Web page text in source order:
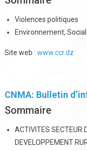
Violences politiques
Environnement,
Site web : www.ccr.dz
CNMA: Bulletin
Sommaire
ACTIVITES SECTEUR
DEVELOPPEMENT